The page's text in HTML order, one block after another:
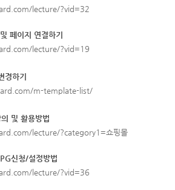
lecture/?vid=32
페이지 연결하기
lecture/?vid=19
경하기
m-template-list/
및 활용방법
lecture/?category1=쇼핑몰
신청/설정방법
lecture/?vid=36